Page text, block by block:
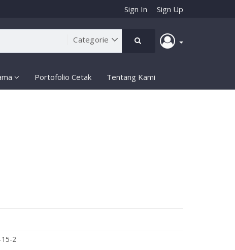
Sign In Sign Up
Portofolio Cetak Tentang Kami
2